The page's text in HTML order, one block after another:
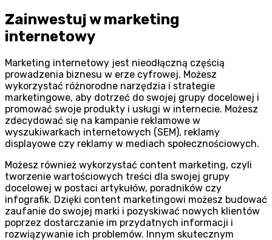
Zainwestuj w marketing
internetowy
Marketing internetowy jest nieodłączną częścią
prowadzenia biznesu w erze cyfrowej. Możesz
wykorzystać różnorodne narzędzia i strategie
marketingowe, aby dotrzeć do swojej grupy docelowej i
promować swoje produkty i usługi w internecie. Możesz
zdecydować się na kampanie reklamowe w
wyszukiwarkach internetowych (SEM), reklamy
displayowe czy reklamy w mediach społecznościowych.
Możesz również wykorzystać content marketing, czyli
tworzenie wartościowych treści dla swojej grupy
docelowej w postaci artykułów, poradników czy
infografik. Dzięki content marketingowi możesz budować
zaufanie do swojej marki i pozyskiwać nowych klientów
poprzez dostarczanie im przydatnych informacji i
rozwiązywanie ich problemów. Innym skutecznym